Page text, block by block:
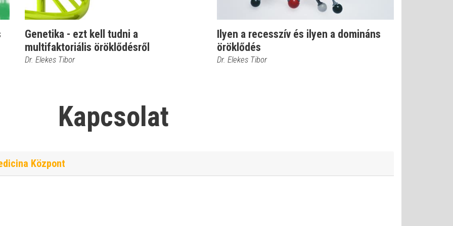
Genetika - ezt kell tudni a
multifaktoriális öröklődésről
Dr. Elekes Tibor
Ilyen a recesszív és ilyen a domináns
öröklődés
Dr. Elekes Tibor
Kapcsolat
Központ